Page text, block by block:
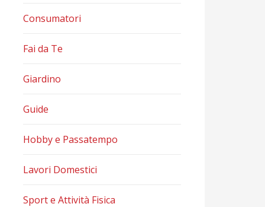
Consumatori
Fai da Te
Giardino
Guide
Hobby e Passatempo
Lavori Domestici
Sport e Attività Fisica